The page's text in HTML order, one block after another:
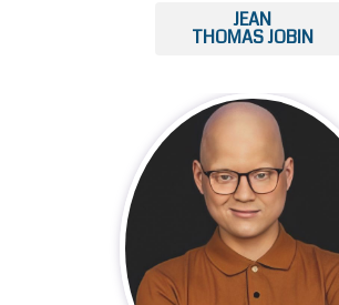
JEAN
THOMAS JOBIN